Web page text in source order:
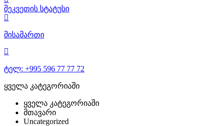
შეკვეთის სტატუსი
მისამართი
ტელ: +995 596 77 77 72
ყველა კატეგორიაში
ყველა კატეგორიაში
მთავარი
Uncategorized